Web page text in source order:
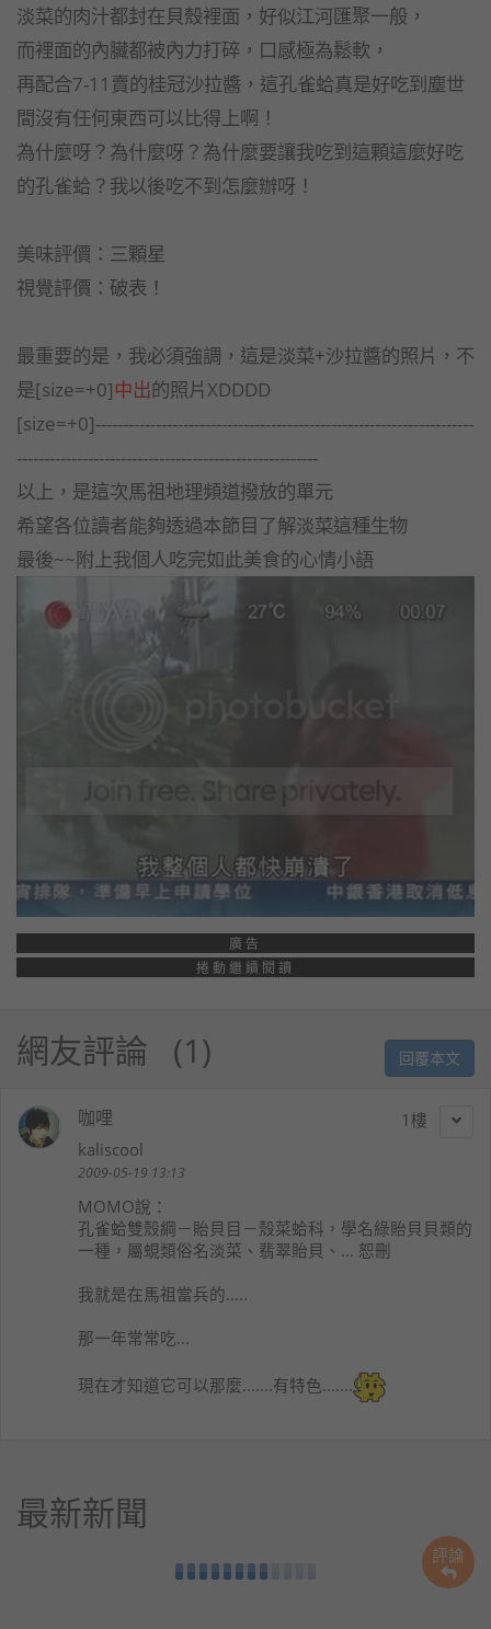
評論
淡菜的肉汁都封在貝殼裡面，好似江河匯聚一般，
而裡面的內臟都被內力打碎，口感極為鬆軟，
再配合7-11賣的桂冠沙拉醬，這孔雀蛤真是好吃到塵世
間沒有任何東西可以比得上啊！
為什麼呀？為什麼呀？為什麼要讓我吃到這顆這麼好吃
的孔雀蛤？我以後吃不到怎麼辦呀！
美味評價：三顆星
視覺評價：破表！
最重要的是，我必須強調，這是淡菜+沙拉醬的照片，不
是[size=+0]中出的照片XDDDD
[size=+0]---------------------------------------------------------------------
-------------------------------------------------------
以上，是這次馬祖地理頻道撥放的單元
希望各位讀者能夠透過本節目了解淡菜這種生物
最後~~附上我個人吃完如此美食的心情小語
廣告
捲動繼續閱讀
網友評論 1 回覆本文
1
咖哩
kaliscool
2009-05-19 13:13
MOMO說：
孔雀蛤雙殼綱－貽貝目－殼菜蛤科，學名綠貽貝貝類的
一種，屬蜆類俗名淡菜、翡翠貽貝、... 恕刪
我就是在馬祖當兵的.....
那一年常常吃...
現在才知道它可以那麼.......有特色.......
最新新聞